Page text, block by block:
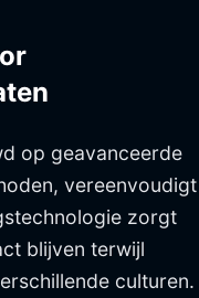
op geavanceerde
vereenvoudigt
zorgt
blijven terwijl
culturen.